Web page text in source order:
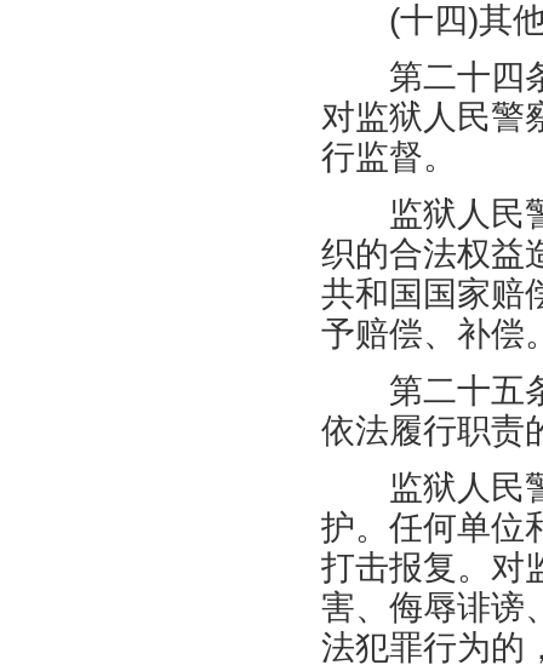
(十四)其
第二十四条
对监狱人民警
行监督。
监狱人民警
织的合法权益
共和国国家赔
予赔偿、补偿
第二十五条
依法履行职责
监狱人民警
护。任何单位
打击报复。对
害、侮辱诽谤
法犯罪行为的